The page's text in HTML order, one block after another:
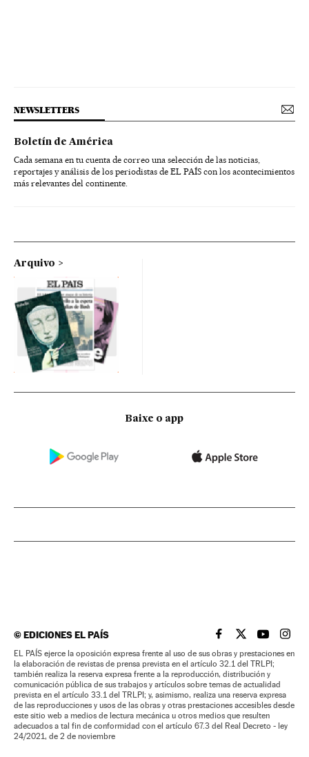
NEWSLETTERS
Boletín de América
Cada semana en tu cuenta de correo una selección de las noticias,
reportajes y análisis de los periodistas de EL PAÍS con los acontecimientos
más relevantes del continente.
Arquivo
Baixe o app
©EDICIONES EL PAÍS EL PAÍS BRASIL EN
EL PAÍSEL PAÍS
EL
EL PAÍS ejerce la oposición expresa frente al uso de sus obras y prestaciones en
la elaboración de revistas de prensa prevista en el artículo 32.1 del TRLPI;
también realiza la reserva expresa frente a la reproducción, distribución y
comunicación pública de sus trabajos y artículos sobre temas de actualidad
prevista en el artículo 33.1 del TRLPI; y, asimismo, realiza una reserva expresa
de las reproducciones y usos de las obras y otras prestaciones accesibles desde
este sitio web a medios de lectura mecánica u otros medios que resulten
adecuados a tal fin de conformidad con el artículo 67.3 del Real Decreto - ley
24/2021, de 2 de noviembre